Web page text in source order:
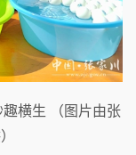
趣横生 （图片由张